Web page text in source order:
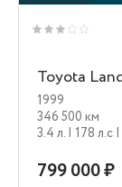
Toyota
1999
346 500 км
3.4 л. | 178 л.c
799 000 ₽